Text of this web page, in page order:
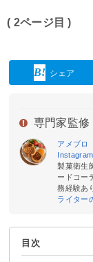
( 2ページ目 )
シェア
専門家監修 |
アメブロ
Instagram
製菓衛生
ードコー
務経験あ
ライター
目次